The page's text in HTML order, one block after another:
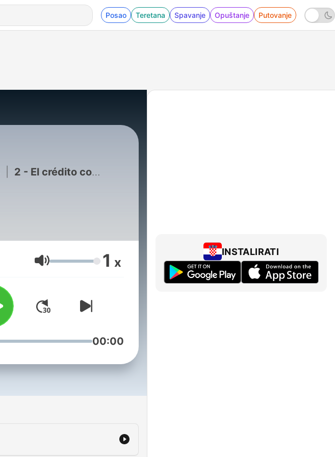
Posao Teretana Spavanje Opuštanje Putovanje
2 - El crédito como un buen aliado
Glasnoća 1 x
00:00
INSTALIRATI